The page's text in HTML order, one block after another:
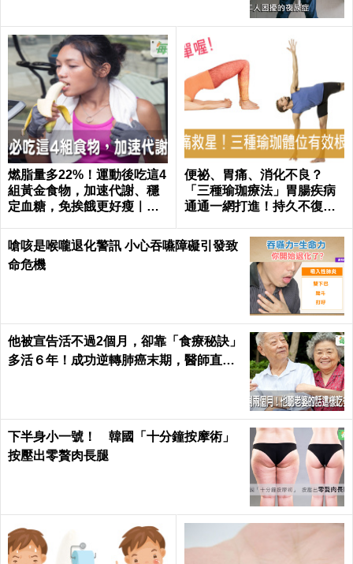
燃脂量多22%！運動後吃這4
組黃金食物，加速代謝、穩
定血糖，免挨餓更好瘦｜每
便祕、胃痛、消化不良？
「三種瑜珈療法」胃腸疾病
通通一網打進！持久不復
嗆咳是喉嚨退化警訊 小心吞嚥障礙引發致
命危機
他被宣告活不過2個月，卻靠「食療秘訣」
多活６年！成功逆轉肺癌末期，醫師直
下半身小一號！ 韓國「十分鐘按摩術」
按壓出零贅肉長腿